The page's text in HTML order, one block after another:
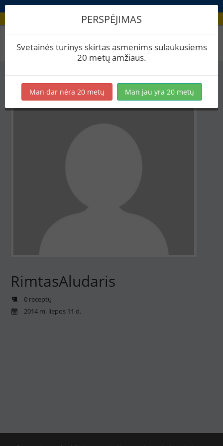
Aludario paskyra
RimtasAludaris
0 receptų
2014 m. liepos 11 d.
PERSPĖJIMAS
Svetainės turinys skirtas asmenims sulaukusiems
20 metų amžiaus.
Man dar nėra 20 metų Man jau yra 20 metų